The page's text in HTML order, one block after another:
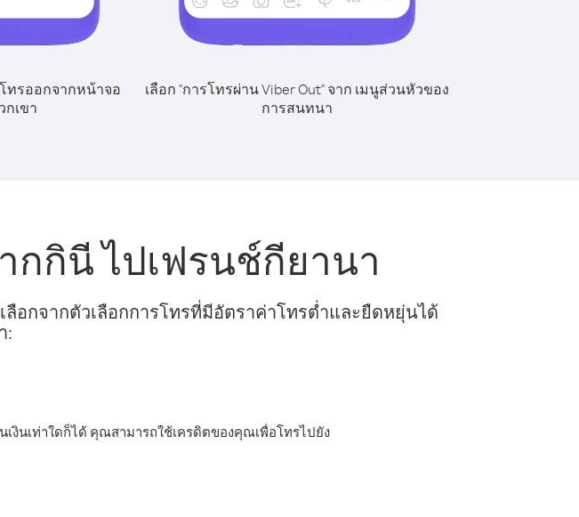
ทรออกจากหน้าจอ
เขา
เลือก "การโทรผ่าน Viber Out" จาก เมนูส่วนหัวของ
การสนทนา
กกินี ไปเฟรนช์กียานา
อกจากตัวเลือกการโทรที่มีอัตราค่าโทรต่ำและยืดหยุ่นได้
:
งินเท่าใดก็ได้ คุณสามารถใช้เครดิตของคุณเพื่อโทรไปยัง